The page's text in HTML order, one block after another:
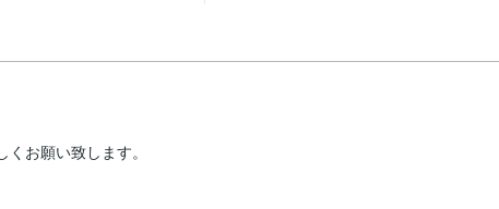
お願い致します。